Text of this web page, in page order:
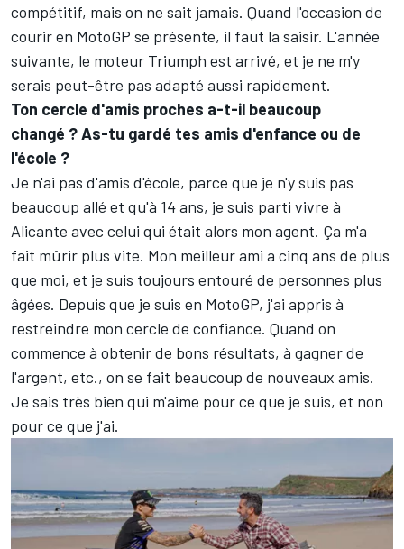
compétitif, mais on ne sait jamais. Quand l'occasion de
courir en MotoGP se présente, il faut la saisir. L'année
suivante, le moteur Triumph est arrivé, et je ne m'y
serais peut-être pas adapté aussi rapidement.
Ton cercle d'amis proches a-t-il beaucoup
changé ? As-tu gardé tes amis d'enfance ou de
l'école ?
Je n'ai pas d'amis d'école, parce que je n'y suis pas
beaucoup allé et qu'à 14 ans, je suis parti vivre à
Alicante avec celui qui était alors mon agent. Ça m'a
fait mûrir plus vite. Mon meilleur ami a cinq ans de plus
que moi, et je suis toujours entouré de personnes plus
âgées. Depuis que je suis en MotoGP, j'ai appris à
restreindre mon cercle de confiance. Quand on
commence à obtenir de bons résultats, à gagner de
l'argent, etc., on se fait beaucoup de nouveaux amis.
Je sais très bien qui m'aime pour ce que je suis, et non
pour ce que j'ai.